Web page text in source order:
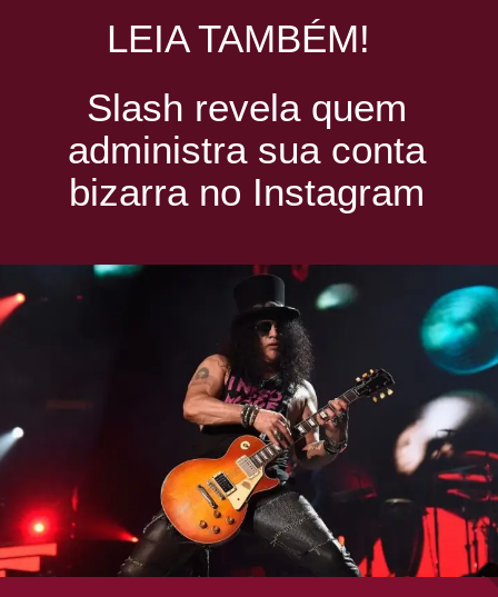
Slash revela quem
administra sua conta
bizarra no Instagram
LEIA TAMBÉM!